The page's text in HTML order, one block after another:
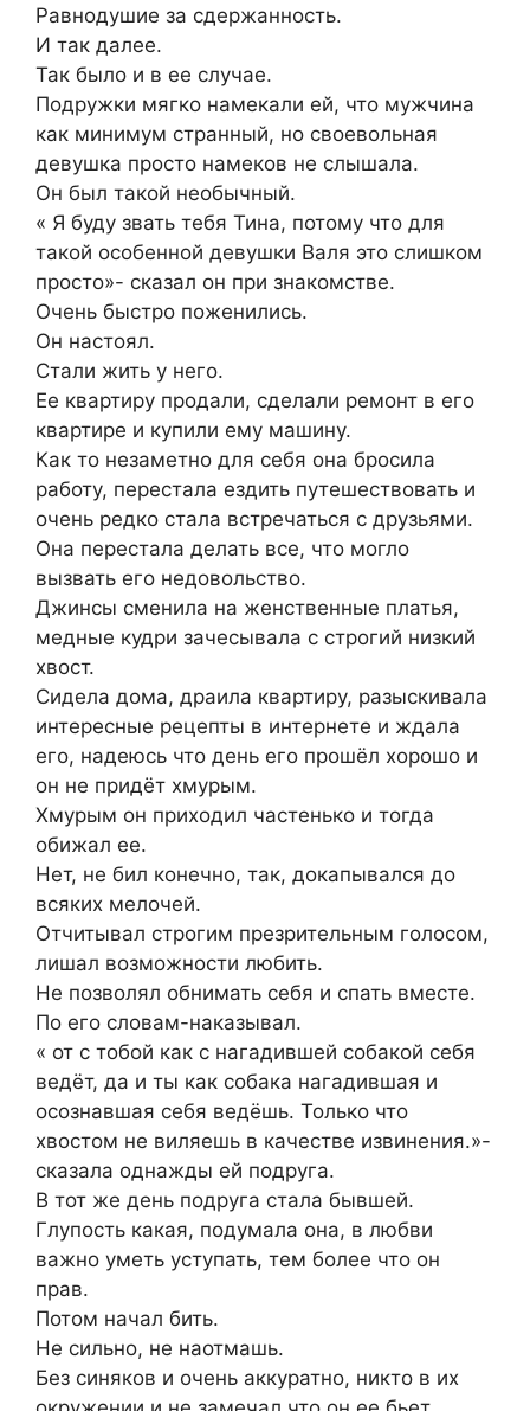
Равнодушие за сдержанность.
И так далее.
Так было и в ее случае.
Подружки мягко намекали ей, что мужчина
как минимум странный, но своевольная
девушка просто намеков не слышала.
Он был такой необычный.
« Я буду звать тебя Тина, потому что для
такой особенной девушки Валя это слишком
просто»- сказал он при знакомстве.
Очень быстро поженились.
Он настоял.
Стали жить у него.
Ее квартиру продали, сделали ремонт в его
квартире и купили ему машину.
Как то незаметно для себя она бросила
работу, перестала ездить путешествовать и
очень редко стала встречаться с друзьями.
Она перестала делать все, что могло
вызвать его недовольство.
Джинсы сменила на женственные платья,
медные кудри зачесывала с строгий низкий
хвост.
Сидела дома, драила квартиру, разыскивала
интересные рецепты в интернете и ждала
его, надеюсь что день его прошёл хорошо и
он не придёт хмурым.
Хмурым он приходил частенько и тогда
обижал ее.
Нет, не бил конечно, так, докапывался до
всяких мелочей.
Отчитывал строгим презрительным голосом,
лишал возможности любить.
Не позволял обнимать себя и спать вместе.
По его словам-наказывал.
« от с тобой как с нагадившей собакой себя
ведёт, да и ты как собака нагадившая и
осознавшая себя ведёшь. Только что
хвостом не виляешь в качестве извинения.»-
сказала однажды ей подруга.
В тот же день подруга стала бывшей.
Глупость какая, подумала она, в любви
важно уметь уступать, тем более что он
прав.
Потом начал бить.
Не сильно, не наотмашь.
Без синяков и очень аккуратно, никто в их